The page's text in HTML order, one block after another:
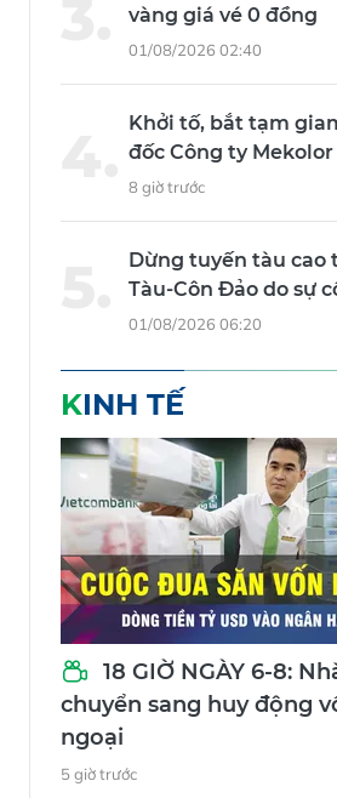
vàng giá vé 0 đồng
01/08/2026 02:40
Khởi tố, bắt tạm
đốc Công ty Mekolor
8 giờ trước
Dừng tuyến tàu cao
Tàu-Côn Đảo do sự
01/08/2026 06:20
KINH TẾ
18 GIỜ NGÀY 6-8:
chuyển sang huy động
ngoại
5 giờ trước